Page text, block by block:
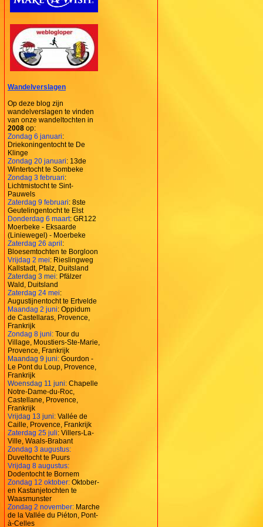
Wandelverslagen
Op deze blog zijn
wandelverslagen te vinden
van onze wandeltochten in
2008 op:
Zondag 6 januari:
Driekoningentocht te De
Klinge
Zondag 20 januari: 13de
Wintertocht te Sombeke
Zondag 3 februari:
Lichtmistocht te Sint-
Pauwels
Zaterdag 9 februari: 8ste
Geutelingentocht te Elst
Donderdag 6 maart: GR122
Moerbeke - Eksaarde
(Liniewegel) - Moerbeke
Zaterdag 26 april:
Bloesemtochten te Borgloon
Vrijdag 2 mei: Rieslingweg
Kallstadt, Pfalz, Duitsland
Zaterdag 3 mei: Pfälzer
Wald, Duitsland
Zaterdag 24 mei:
Augustijnentocht te Ertvelde
Maandag 2 juni: Oppidum
de Castellaras, Provence,
Frankrijk
Zondag 8 juni: Tour du
Village, Moustiers-Ste-Marie,
Provence, Frankrijk
Maandag 9 juni: Gourdon -
Le Pont du Loup, Provence,
Frankrijk
Woensdag 11 juni: Chapelle
Notre-Dame-du-Roc,
Castellane, Provence,
Frankrijk
Vrijdag 13 juni: Vallée de
Caille, Provence, Frankrijk
Zaterdag 25 juli: Villers-La-
Ville, Waals-Brabant
Zondag 3 augustus:
Duveltocht te Puurs
Vrijdag 8 augustus:
Dodentocht te Bornem
Zondag 12 oktober: Oktober-
en Kastanjetochten te
Waasmunster
Zondag 2 november: Marche
de la Vallée du Piéton, Pont-
à-Celles